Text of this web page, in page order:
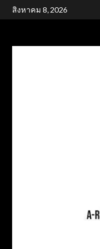
Skipสิงหาคม 8, 2026